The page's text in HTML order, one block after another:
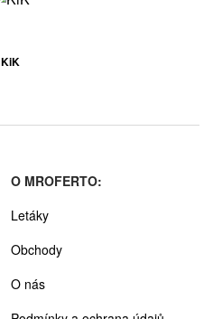
KiK
O MROFERTO:
Letáky
Obchody
O nás